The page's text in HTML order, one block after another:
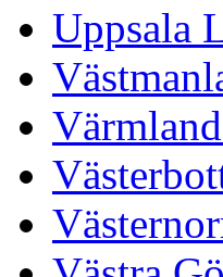
Uppsala